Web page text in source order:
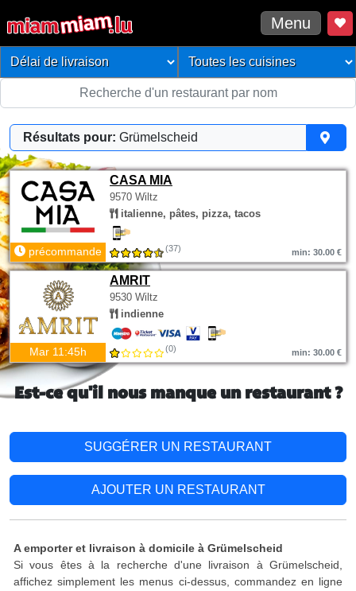
Menu
Résultats pour: Grümelscheid
CASA MIA
9570 Wiltz
italienne, pâtes, pizza, tacos
précommande (37) min: 30.00 €
AMRIT
9530 Wiltz
indienne
Mar 11:45h (0) min: 30.00 €
Est-ce qu'il nous manque un restaurant ?
SUGGÉRER UN RESTAURANT
AJOUTER UN RESTAURANT
A emporter et livraison à domicile à Grümelscheid
Si vous êtes à la recherche d'une livraison à Grümelscheid,
affichez simplement les menus ci-dessus, commandez en ligne